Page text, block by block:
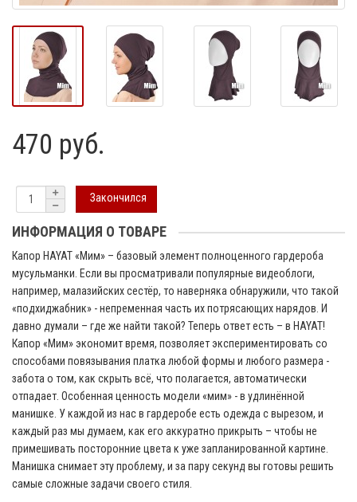
470 руб.
Закончился
ИНФОРМАЦИЯ О ТОВАРЕ
Капор HAYAT «Мим» – базовый элемент полноценного гардероба
мусульманки. Если вы просматривали популярные видеоблоги,
например, малазийских сестёр, то наверняка обнаружили, что такой
«подхиджабник» - непременная часть их потрясающих нарядов. И
давно думали – где же найти такой? Теперь ответ есть – в HAYAT!
Капор «Мим» экономит время, позволяет экспериментировать со
способами повязывания платка любой формы и любого размера -
забота о том, как скрыть всё, что полагается, автоматически
отпадает. Особенная ценность модели «мим» - в удлинённой
манишке. У каждой из нас в гардеробе есть одежда с вырезом, и
каждый раз мы думаем, как его аккуратно прикрыть – чтобы не
примешивать посторонние цвета к уже запланированной картине.
Манишка снимает эту проблему, и за пару секунд вы готовы решить
самые сложные задачи своего стиля.